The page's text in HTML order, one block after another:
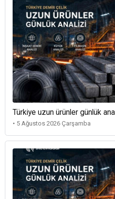
Türkiye uzun ürünler günlük
• 5 Ağustos 2026 Çarşamba